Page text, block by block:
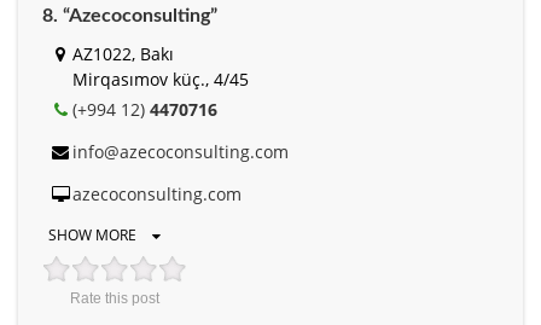
8. “Azecoconsulting”
AZ1022, Bakı
Mirqasımov küç., 4/45
(+994 12) 4470716
info@azecoconsulting.com
azecoconsulting.com
SHOW MORE
Rate this post